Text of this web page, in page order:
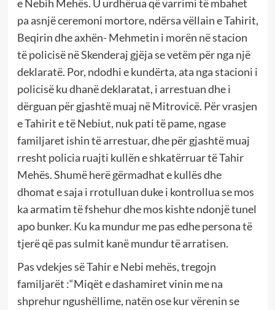
e Nebih Mehës. U urdhërua që varrimi të mbahet
pa asnjë ceremoni mortore, ndërsa vëllain e Tahirit,
Beqirin dhe axhën- Mehmetin i morën në stacion
të policisë në Skenderaj gjëja se vetëm për nga një
deklaratë. Por, ndodhi e kundërta, ata nga stacioni i
policisë ku dhanë deklaratat, i arrestuan dhe i
dërguan për gjashtë muaj në Mitrovicë. Për vrasjen
e Tahirit e të Nebiut, nuk pati të pame, ngase
familjaret ishin të arrestuar, dhe për gjashtë muaj
rresht policia ruajti kullën e shkatërruar të Tahir
Mehës. Shumë herë gërmadhat e kullës dhe
dhomat e saja i rrotulluan duke i kontrollua se mos
ka armatim të fshehur dhe mos kishte ndonjë tunel
apo bunker. Ku ka mundur me pas edhe persona të
tjerë që pas sulmit kanë mundur të arratisen.
Pas vdekjes së Tahir e Nebi mehës, tregojn
familjarët :“Miqët e dashamiret vinin me na
shprehur ngushëllime, natën ose kur vërenin se